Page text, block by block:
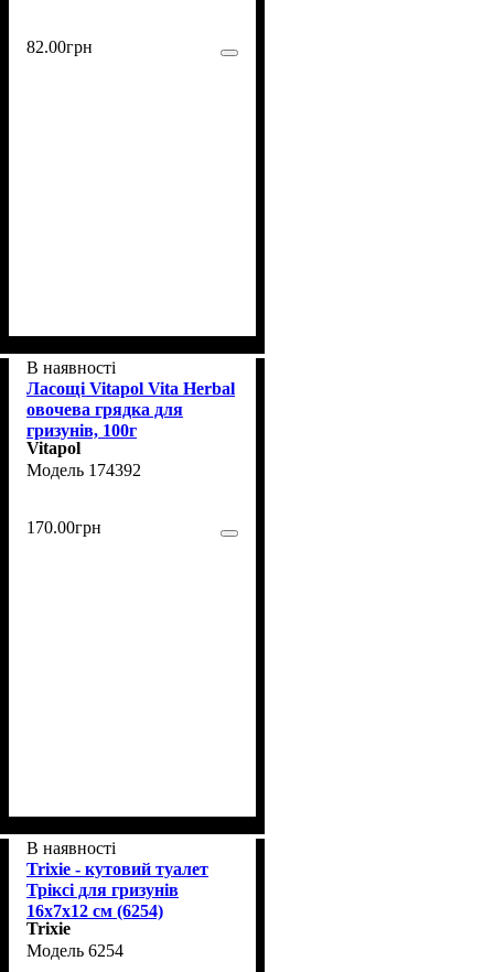
82.00грн
В наявності
Ласощі Vitapol Vita Herbal
овочева грядка для
гризунів, 100г
Vitapol
174392
170.00грн
В наявності
Trixie - кутовий туалет
Тріксі для гризунів
16х7х12 см (6254)
Trixie
6254